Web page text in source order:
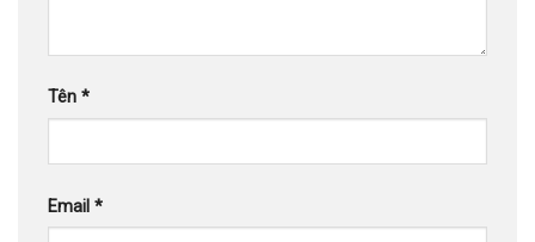
Tên *
Email *